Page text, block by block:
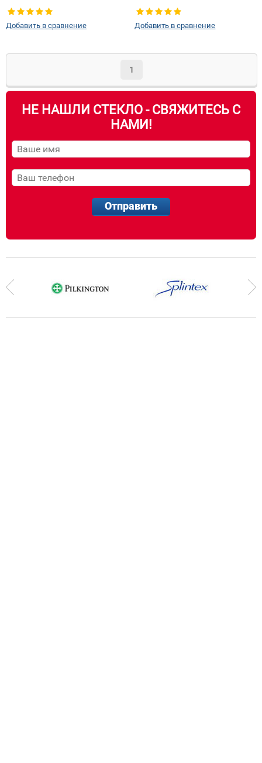
Добавить в сравнение Добавить в сравнение
1
НЕ НАШЛИ СТЕКЛО - СВЯЖИТЕСЬ С
НАМИ!
Отправить